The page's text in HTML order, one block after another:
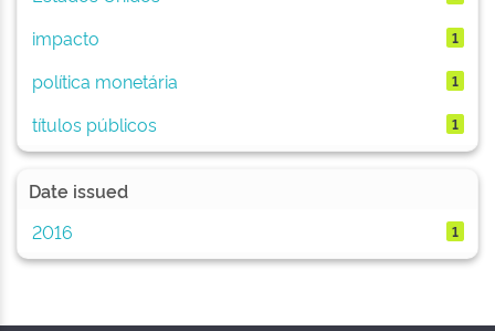
impacto 1
política monetária 1
títulos públicos 1
Date issued
2016
1